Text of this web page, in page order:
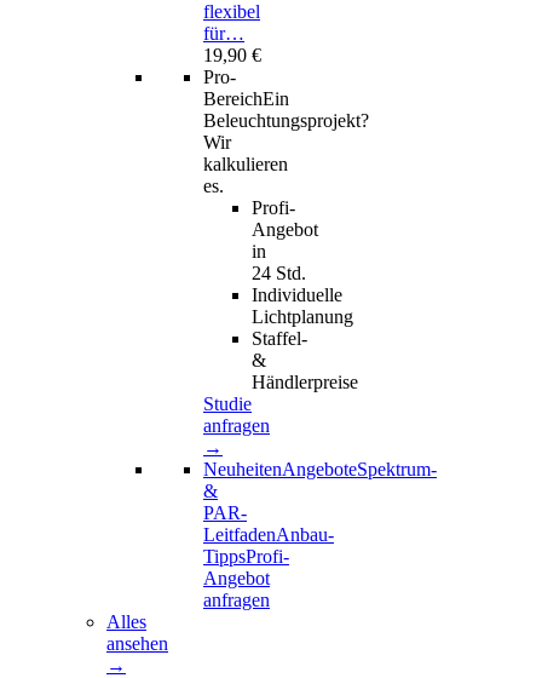
flexibel
für…
19,90 €
Pro-
BereichEin
Beleuchtungsprojekt?
Wir
kalkulieren
es.
Profi-
Angebot
in
24 Std.
Individuelle
Lichtplanung
Staffel-
&
Händlerpreise
Studie
anfragen
→
NeuheitenAngeboteSpektrum-
&
PAR-
LeitfadenAnbau-
TippsProfi-
Angebot
anfragen
Alles
ansehen
→